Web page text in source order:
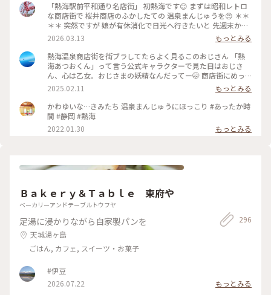
「熱海駅前平和通り名店街」 初熱海です😊 まずは昭和レトロ
な商店街で 桜井商店のふかしたての 温泉まんじゅうを😍 ＊＊
＊＊ 突然ですが 娘が有休消化で日光へ行きたいと 先週末から
3泊４日で 熱海〜日光へ母娘旅でした😆 当初那須高原も行こう
ねとルンルンが 北関東の寒さを知らず！ 3月いっぱいスノータ
イヤ🛞💦 那須高原はスキー⛷️❄️ いろは坂は凍結✨ 日曜日からま
た厳寒😂 季節外れの那須高原は諦めて 1日目は熱海で途中下
車することに 熱海はこの日18℃☀️ 翌日の日光は最低気温氷点
下の 真冬🤣 なんとか日光へは行こうと ぽかぽか陽気の熱海か
ら 真冬の日光へのアップダウン旅の スタートです😆 ♨️ ふかし
たての温泉まんじゅうは こし餡と黒糖生地の粒あん アッツア
ツふかふかでした😍 商店街には美味しそうなお店が たくさん
💕 お昼ご飯を求めて路地裏散策へ♪ 行きの新幹線から タイミ
ングよく雲の切れた 富士山も綺麗に見えて 幸先のいいスター
レトロ #レトロ商店街 #昭和レトロな商店街 #桜井商店温泉ま
グルメ #食べ歩き #旅のごはん #富士山 #熱海駅 #熱海 #熱海市
#静岡県 #静岡
2026.03.13
もっとみる
熱海温泉商店街を街ブラしてたらよく見るこのおじさん 「熱
海あつおくん」って言う公式キャラクターで見た目はおじさ
ん、心は乙女。おじさまの妖精なんだってー🤭 商店街にめっ
ちゃいるから気になっちゃったw そんなあつおくんの温泉まん
じゅうは、蒸したてほかほか黒糖まんじゅう。美味しかった😋
後ろから消毒スプレーが出てるからちょんまげみたいな姿にな
ってしまった🤣 そこからちょっと足を伸ばしてお散歩♪ 地図
で見ると桜並木まで徒歩で20分ほどとしか書いてなかったの
で、平地を歩くのかと思ったら、海に向けてずっと下り坂！
っててびっくり！周辺にもお店がいっばいあったので、こっち
だったので、バスで熱海駅まで帰って来ちゃった😂 #熱海温泉
#熱海旅行 #熱海スイーツ #ことりっぷ静岡
2025.02.11
もっとみる
かわゆいな…きみたち 温泉まんじゅうにほっこり #あったか時
間 #静岡 #熱海
2022.01.30
もっとみる
Ｂａｋｅｒｙ＆Ｔａｂｌｅ 東府や
ベーカリーアンドテーブルトウフヤ
足湯に浸かりながら自家製パンを
天城湯ヶ島
ごはん, カフェ, スイーツ・お菓子
296
#伊豆
2026.07.22
もっとみる